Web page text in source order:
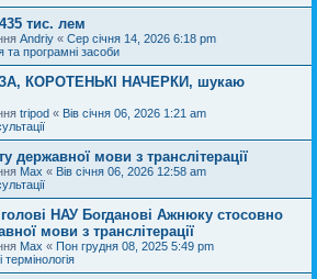
тис. лем
Andriy « Сер січня 14, 2026 6:18 pm
та програмні засоби
КОРОТЕНЬКІ НАЧЕРКИ, шукаю
tripod « Вів січня 06, 2026 1:21 am
державної мови з транслітерації
Max « Вів січня 06, 2026 12:58 am
НАУ Богданові Ажнюку стосовно
мови з транслітерації
Max « Пон грудня 08, 2025 5:49 pm